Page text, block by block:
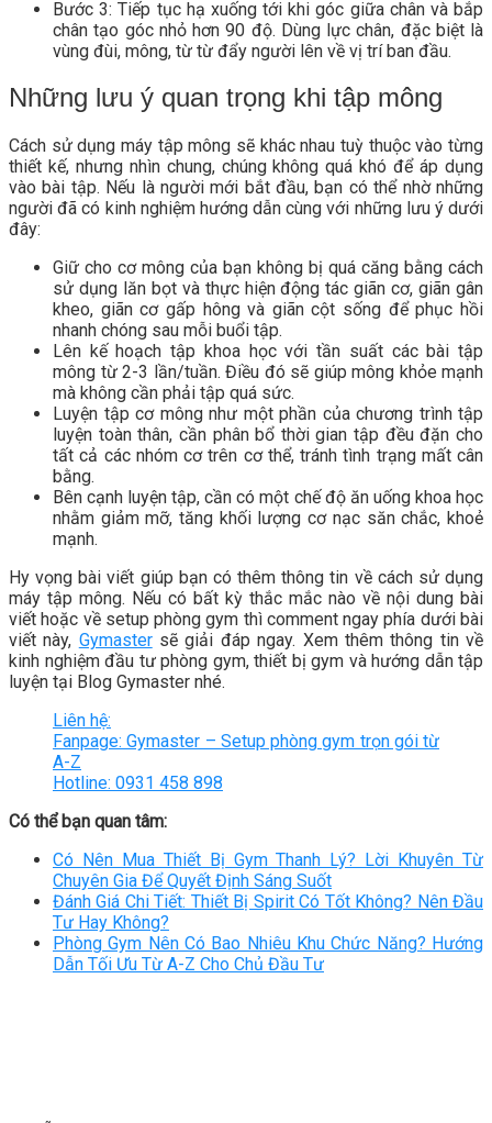
Bước 3: Tiếp tục hạ xuống tới khi góc giữa chân và bắp
chân tạo góc nhỏ hơn 90 độ. Dùng lực chân, đặc biệt là
vùng đùi, mông, từ từ đẩy người lên về vị trí ban đầu.
Những lưu ý quan trọng khi tập mông
Cách sử dụng máy tập mông sẽ khác nhau tuỳ thuộc vào từng
thiết kế, nhưng nhìn chung, chúng không quá khó để áp dụng
vào bài tập. Nếu là người mới bắt đầu, bạn có thể nhờ những
người đã có kinh nghiệm hướng dẫn cùng với những lưu ý dưới
đây:
Giữ cho cơ mông của bạn không bị quá căng bằng cách
sử dụng lăn bọt và thực hiện động tác giãn cơ, giãn gân
kheo, giãn cơ gấp hông và giãn cột sống để phục hồi
nhanh chóng sau mỗi buổi tập.
Lên kế hoạch tập khoa học với tần suất các bài tập
mông từ 2-3 lần/tuần. Điều đó sẽ giúp mông khỏe mạnh
mà không cần phải tập quá sức.
Luyện tập cơ mông như một phần của chương trình tập
luyện toàn thân, cần phân bổ thời gian tập đều đặn cho
tất cả các nhóm cơ trên cơ thể, tránh tình trạng mất cân
bằng.
Bên cạnh luyện tập, cần có một chế độ ăn uống khoa học
nhằm giảm mỡ, tăng khối lượng cơ nạc săn chắc, khoẻ
mạnh.
Hy vọng bài viết giúp bạn có thêm thông tin về cách sử dụng
máy tập mông. Nếu có bất kỳ thắc mắc nào về nội dung bài
viết hoặc về setup phòng gym thì comment ngay phía dưới bài
viết này, Gymastersẽ giải đáp ngay. Xem thêm thông tin về
kinh nghiệm đầu tư phòng gym, thiết bị gym và hướng dẫn tập
luyện tại Blog Gymaster nhé.
Liên hệ:
Fanpage: Gymaster – Setup phòng gym trọn gói từ
A-Z
Hotline: 0931 458 898
Có thể bạn quan tâm:
Có Nên Mua Thiết Bị Gym Thanh Lý? Lời Khuyên Từ
Chuyên Gia Để Quyết Định Sáng Suốt
Đánh Giá Chi Tiết: Thiết Bị Spirit Có Tốt Không? Nên Đầu
Tư Hay Không?
Phòng Gym Nên Có Bao Nhiêu Khu Chức Năng? Hướng
Dẫn Tối Ưu Từ A-Z Cho Chủ Đầu Tư